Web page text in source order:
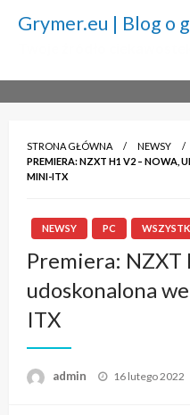
Grymer.eu | Blog o
STRONA GŁÓWNA
NEWSY
PREMIERA: NZXT H1 V2 – NOWA,
MINI-ITX
NEWSY PC
Premiera: NZXT
udoskonalona
ITX
admin Napisano
16 lutego 2022